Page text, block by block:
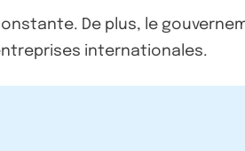
De plus, le
internationales.